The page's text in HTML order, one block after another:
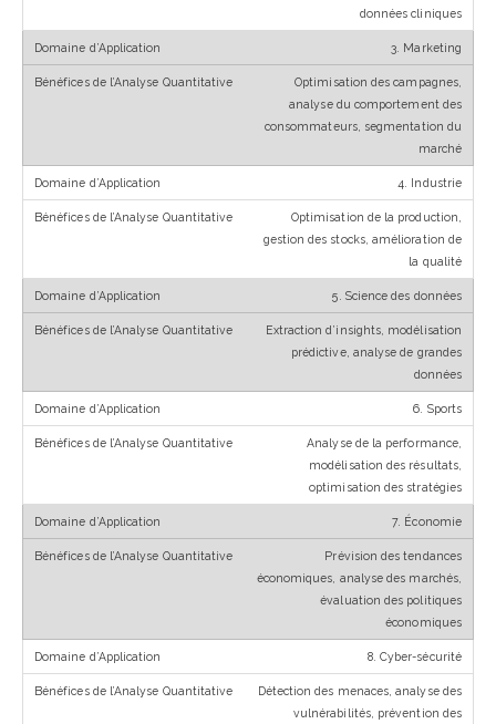
données cliniques
3. Marketing
Optimisation des campagnes,
analyse du comportement des
consommateurs, segmentation du
marché
4. Industrie
Optimisation de la production,
gestion des stocks, amélioration de
la qualité
5. Science des données
Extraction d’insights, modélisation
prédictive, analyse de grandes
données
6. Sports
Analyse de la performance,
modélisation des résultats,
optimisation des stratégies
7. Économie
Prévision des tendances
économiques, analyse des marchés,
évaluation des politiques
économiques
8. Cyber-sécurité
Détection des menaces, analyse des
vulnérabilités, prévention des